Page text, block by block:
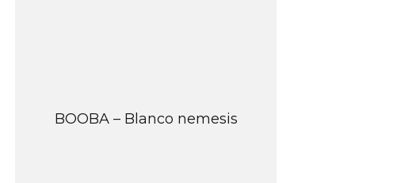
BOOBA – Blanco nemesis